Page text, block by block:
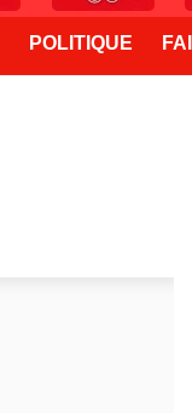
POLITIQUE